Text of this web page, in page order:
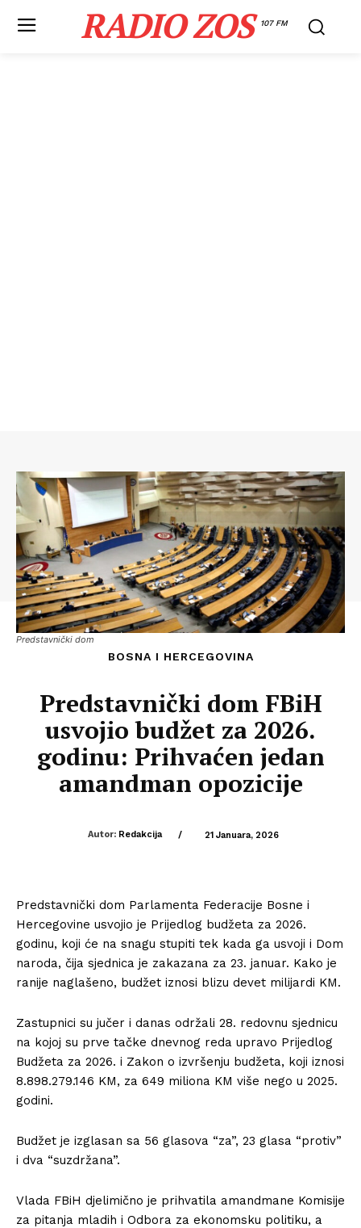
RADIO ZOS 107 FM
Predstavnički dom
BOSNA I HERCEGOVINA
Predstavnički dom FBiH
usvojio budžet za 2026.
godinu: Prihvaćen jedan
amandman opozicije
Autor: Redakcija / 21 Januara, 2026
Predstavnički dom Parlamenta Federacije Bosne i
Hercegovine usvojio je Prijedlog budžeta za 2026.
godinu, koji će na snagu stupiti tek kada ga usvoji i Dom
naroda, čija sjednica je zakazana za 23. januar. Kako je
ranije naglašeno, budžet iznosi blizu devet milijardi KM.
Zastupnici su jučer i danas održali 28. redovnu sjednicu
na kojoj su prve tačke dnevnog reda upravo Prijedlog
Budžeta za 2026. i Zakon o izvršenju budžeta, koji iznosi
8.898.279.146 KM, za 649 miliona KM više nego u 2025.
godini.
Budžet je izglasan sa 56 glasova “za”, 23 glasa “protiv”
i dva “suzdržana”.
Vlada FBiH djelimično je prihvatila amandmane Komisije
za pitanja mladih i Odbora za ekonomsku politiku, a